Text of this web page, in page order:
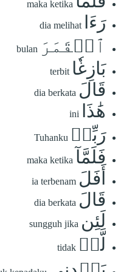
maka ketika
رَءَا dia melihat
ٱلۡقَمَرَ bulan
بَازِغٗا terbit
قَالَ dia berkata
هَٰذَا ini
رَبِّيۖ Tuhanku
فَلَمَّآ maka ketika
أَفَلَ ia terbenam
قَالَ dia berkata
لَئِن sungguh jika
لَّمۡ tidak